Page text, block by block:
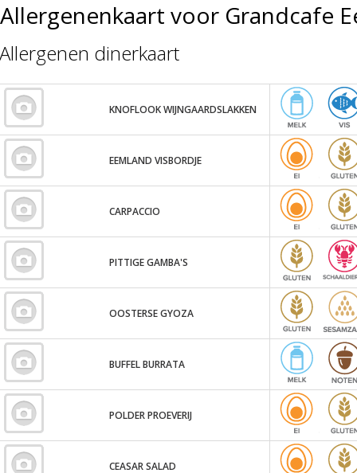
Allergenenkaart voor Grandcafe
Allergenen dinerkaart
KNOFLOOK WIJNGAARDSLAKKEN
EEMLAND VISBORDJE
CARPACCIO
PITTIGE GAMBA'S
OOSTERSE GYOZA
BUFFEL BURRATA
POLDER PROEVERIJ
CEASAR SALAD